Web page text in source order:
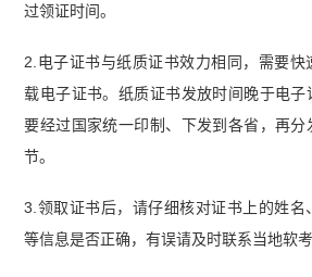
过领证时间。
2.电子证书与纸质证书效力相同，需要快
载电子证书。纸质证书发放时间晚于电
要经过国家统一印制、下发到各省，再
节。
3.领取证书后，请仔细核对证书上的姓名
等信息是否正确，有误请及时联系当地软考